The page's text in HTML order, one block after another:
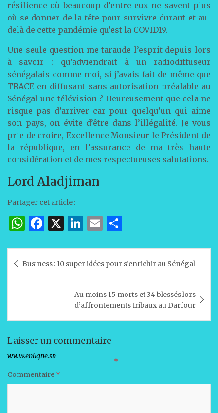
résilience où beaucoup d’entre eux ne savent plus
où se donner de la tête pour survivre durant et au-
delà de cette pandémie qu’est la COVID19.
Une seule question me taraude l’esprit depuis lors
à savoir : qu’adviendrait à un radiodiffuseur
sénégalais comme moi, si j’avais fait de même que
TRACE en diffusant sans autorisation préalable au
Sénégal une télévision ? Heureusement que cela ne
risque pas d’arriver car pour quelqu’un qui aime
son pays, on évite d’être dans l’illégalité. Je vous
prie de croire, Excellence Monsieur le Président de
la république, en l’assurance de ma très haute
considération et de mes respectueuses salutations.
Lord Aladjiman
Partager cet article :
W
at
s
A
p
F
c
e
b
o
X
Li
k
e
dI
n
E
ai
l
ta
g
er
de Business : 10 super idées pour s’enrichir au Sénégal
Au moins 15 morts et 34 blessés lors
d’affrontements tribaux au Darfour
Laisser un commentaire
Votre adresse e-mail ne sera pas publiée.
Les champs obligatoires sont indiqués avec *
Commentaire *